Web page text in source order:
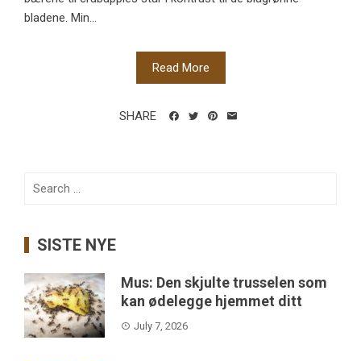
bladene. Min...
Read More
SHARE
Search
SISTE NYE
Mus: Den skjulte trusselen som
kan ødelegge hjemmet ditt
July 7, 2026